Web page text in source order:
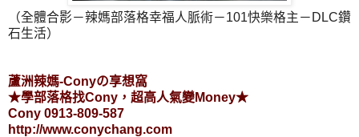
（全體合影－辣媽部落格幸福人脈術－101快樂格主－DLC鑽
石生活）
蘆洲辣媽-Conyの享想窩
★學部落格找Cony，超高人氣變Money★
Cony 0913-809-587
http://www.conychang.com